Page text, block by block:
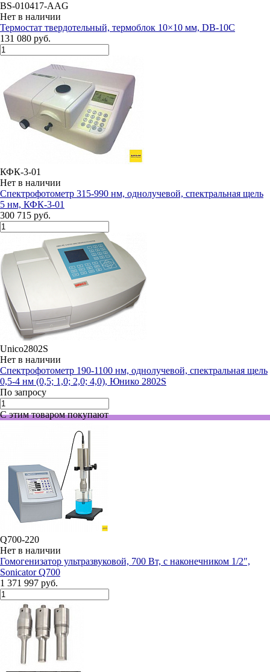
BS-010417-AAG
Нет в наличии
Термостат твердотельный, термоблок 10×10 мм, DB-10C
131 080 руб.
КФК-3-01
Нет в наличии
Спектрофотометр 315-990 нм, однолучевой, спектральная щель
5 нм, КФК-3-01
300 715 руб.
Unico2802S
Нет в наличии
Спектрофотометр 190-1100 нм, однолучевой, спектральная щель
0,5-4 нм (0,5; 1,0; 2,0; 4,0), Юнико 2802S
По запросу
С этим товаром покупают
Q700-220
Нет в наличии
Гомогенизатор ультразвуковой, 700 Вт, с наконечником 1/2″,
Sonicator Q700
1 371 997 руб.